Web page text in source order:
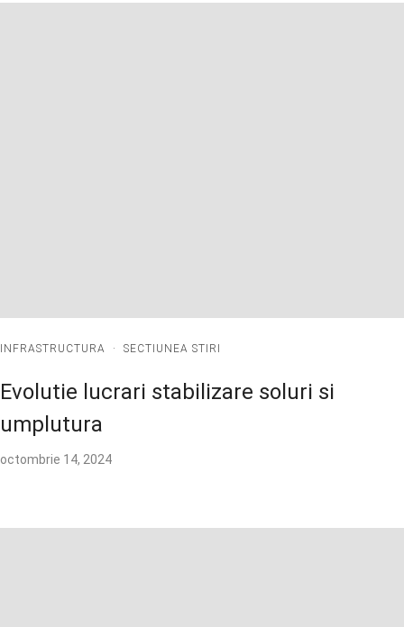
INFRASTRUCTURA · SECTIUNEA STIRI
Evolutie lucrari stabilizare soluri si
umplutura
octombrie 14, 2024